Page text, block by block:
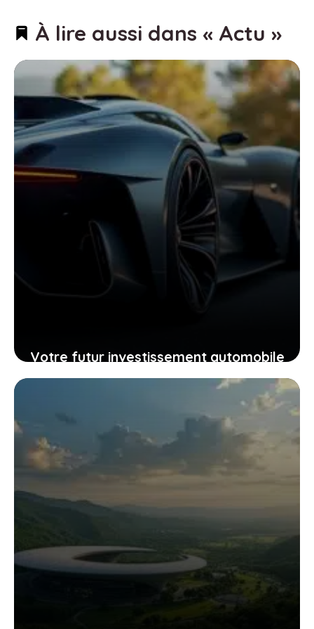
À lire aussi dans « Actu »
Votre futur investissement automobile
: pourquoi la GTR ou la RZ d’Ultima
supercar pourraient vous surprendre